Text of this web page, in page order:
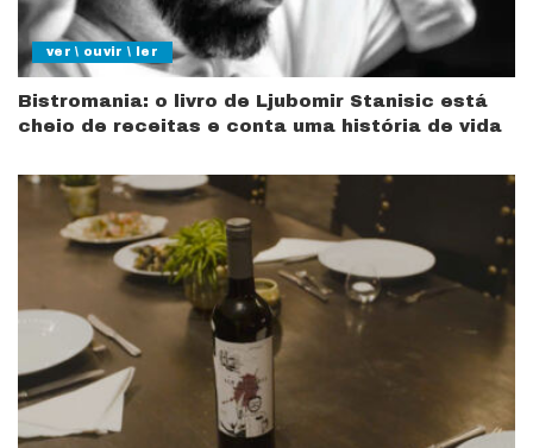
ver \ ouvir \ ler
Bistromania: o livro de Ljubomir Stanisic está
cheio de receitas e conta uma história de vida